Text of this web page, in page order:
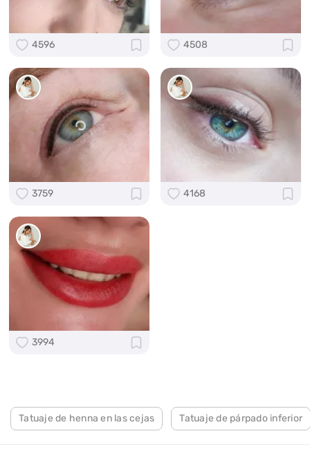
4596 4508
3759 4168
3994
Tatuaje de henna en las cejas Tatuaje de párpado inferior